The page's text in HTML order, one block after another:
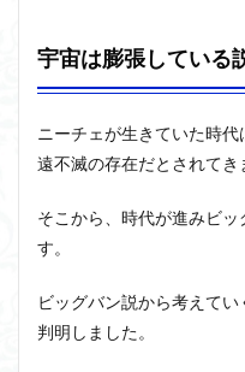
宇宙は膨張している
ニーチェが生きていた時
遠不滅の存在だとされてき
そこから、時代が進みビ
す。
ビッグバン説から考えて
判明しました。